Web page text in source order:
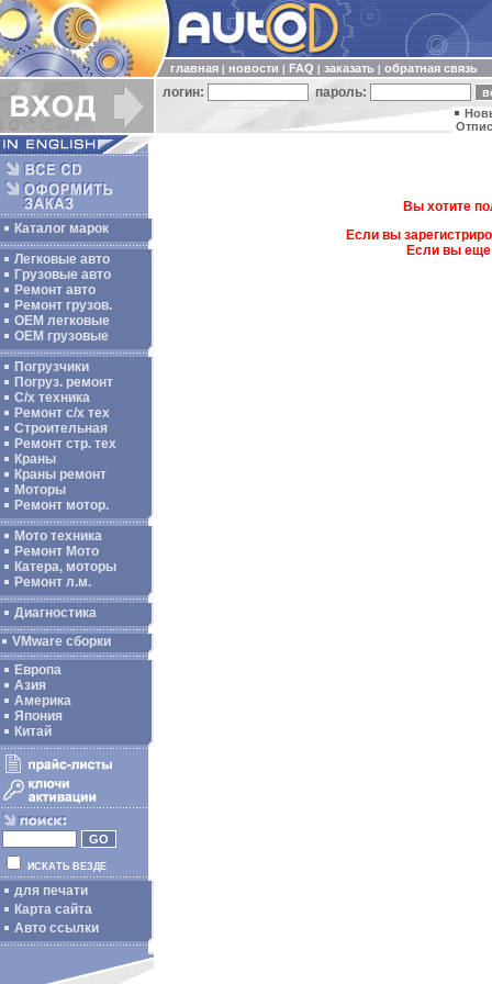
главная новости FAQ заказать обратная связь
логин: пароль:
Каталог марок
Легковые авто
Грузовые авто
Ремонт авто
Ремонт грузов.
ОЕМ легковые
OEM грузовые
Погрузчики
Погруз. ремонт
С/х техника
Ремонт с/х тех
Строительная
Ремонт стр. тех
Краны
Краны ремонт
Моторы
Ремонт мотор.
Мото техника
Ремонт Мото
Катера, моторы
Ремонт л.м.
Диагностика
VMware сборки
Европа
Азия
Америка
Япония
Китай
ИСКАТЬ ВЕЗДЕ
для печати
Карта сайта
Авто ссылки
Вы хотите
Если вы
Если вы еще